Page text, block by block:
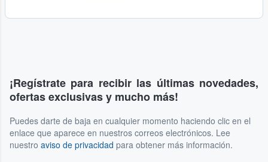
¡Regístrate para recibir las últimas novedades,
ofertas exclusivas y mucho más!
Puedes darte de baja en cualquier momento haciendo clic en el
enlace que aparece en nuestros correos electrónicos. Lee
nuestro aviso de privacidad para obtener más información.